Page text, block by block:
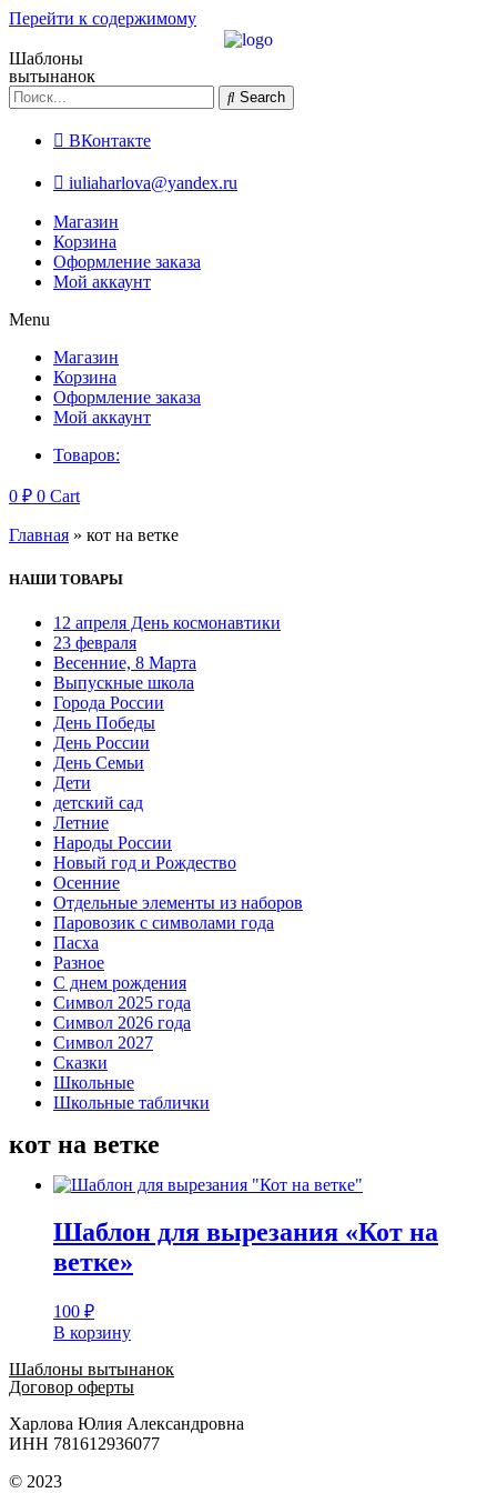
Перейти к содержимому
Шаблоны
вытынанок
Search
ВКонтакте
iuliaharlova@yandex.ru
Магазин
Корзина
Оформление заказа
Мой аккаунт
Menu
Магазин
Корзина
Оформление заказа
Мой аккаунт
Товаров:
0 ₽ 0 Cart
Главная » кот на ветке
НАШИ ТОВАРЫ
12 апреля День космонавтики
23 февраля
Весенние, 8 Марта
Выпускные школа
Города России
День Победы
День России
День Семьи
Дети
детский сад
Летние
Народы России
Новый год и Рождество
Осенние
Отдельные элементы из наборов
Паровозик с символами года
Пасха
Разное
С днем рождения
Символ 2025 года
Символ 2026 года
Символ 2027
Сказки
Школьные
Школьные таблички
кот на ветке
Шаблон для вырезания «Кот на
ветке»
100 ₽
В корзину
Шаблоны вытынанок
Договор оферты
Харлова Юлия Александровна
ИНН 781612936077
© 2023